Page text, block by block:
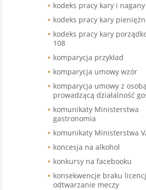
kodeks pracy kary i nagany
kodeks pracy kary
kodeks pracy kary
108
komparycja przykład
komparycja umowy wzór
komparycja umowy z
prowadzącą działalność
komunikaty Ministerstwa
gastronomia
komunikaty Ministerstwa
koncesja na alkohol
konkursy na facebooku
konsekwencje braku
odtwarzanie meczy